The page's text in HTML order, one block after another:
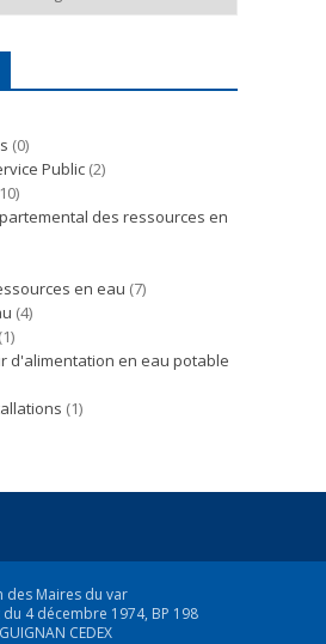
(0)
Public (2)
des ressources en
en eau (7)
(4)
(1)
d'alimentation en eau potable
(1)
des Maires du var
4 décembre 1974, BP 198
CEDEX